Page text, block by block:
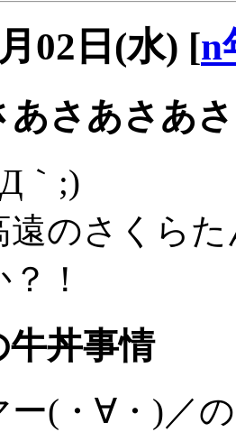
02日(水) [n
あさあさあ
｀;)
遠のさくら
！
牛丼事情
ー(・∀・)／